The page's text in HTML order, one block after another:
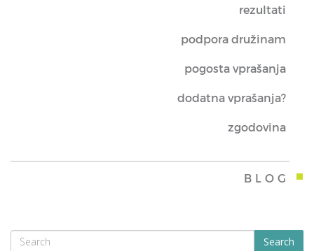
rezultati
podpora družinam
pogosta vprašanja
dodatna vprašanja?
zgodovina
BLOG
Search